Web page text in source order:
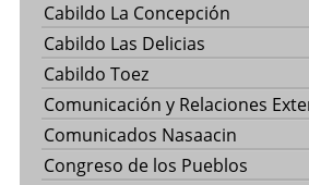
Cabildo La Concepción
Cabildo Las Delicias
Cabildo Toez
Comunicación y Relaciones
Comunicados Nasaacin
Congreso de los Pueblos